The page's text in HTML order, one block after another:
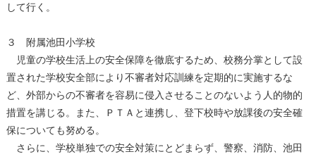
して行く。
３ 附属池田小学校
児童の学校生活上の安全保障を徹底するため、校務分掌として設
置された学校安全部により不審者対応訓練を定期的に実施するな
ど、外部からの不審者を容易に侵入させることのないよう人的物的
措置を講じる。また、ＰＴＡと連携し、登下校時や放課後の安全確
保についても努める。
さらに、学校単独での安全対策にとどまらず、警察、消防、池田